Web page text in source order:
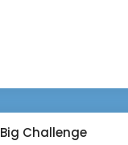
Big Challenge